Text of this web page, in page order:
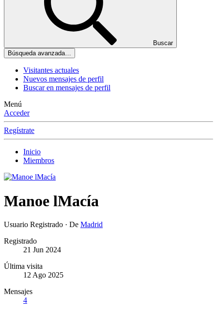
Buscar
Búsqueda avanzada…
Visitantes actuales
Nuevos mensajes de perfil
Buscar en mensajes de perfil
Menú
Acceder
Regístrate
Inicio
Miembros
Manoe lMacía
Usuario Registrado · De Madrid
Registrado
21 Jun 2024
Última visita
12 Ago 2025
Mensajes
4